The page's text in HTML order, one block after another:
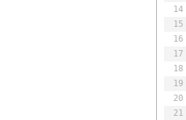
14
15
16
17
18
19
20
21